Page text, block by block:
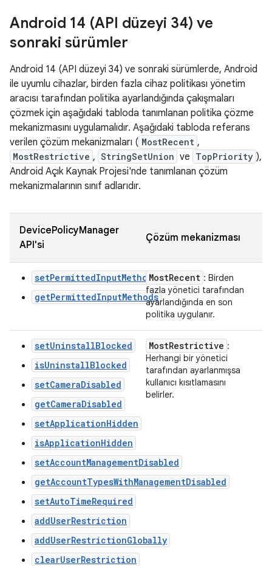
Android 14 (API düzeyi 34) ve
sonraki sürümler
Android 14 (API düzeyi 34) ve sonraki sürümlerde, Android
ile uyumlu cihazlar, birden fazla cihaz politikası yönetim
aracısı tarafından politika ayarlandığında çakışmaları
çözmek için aşağıdaki tabloda tanımlanan politika çözme
mekanizmasını uygulamalıdır. Aşağıdaki tabloda referans
verilen çözüm mekanizmaları ( MostRecent ,
MostRestrictive , StringSetUnion ve TopPriority ),
Android Açık Kaynak Projesi'nde tanımlanan çözüm
mekanizmalarının sınıf adlarıdır.
DevicePolicyManager
API'si
Çözüm mekanizması
setPermittedInputMethods
getPermittedInputMethods
MostRecent : Birden
fazla yönetici tarafından
ayarlandığında en son
politika uygulanır.
setUninstallBlocked
isUninstallBlocked
setCameraDisabled
getCameraDisabled
setApplicationHidden
isApplicationHidden
setAccountManagementDisabled
getAccountTypesWithManagementDisabled
setAutoTimeRequired
addUserRestriction
addUserRestrictionGlobally
clearUserRestriction
MostRestrictive :
Herhangi bir yönetici
tarafından ayarlanmışsa
kullanıcı kısıtlamasını
belirler.